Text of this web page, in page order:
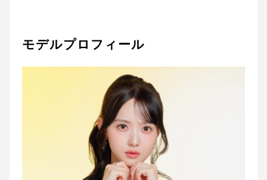
モデルプロフィール